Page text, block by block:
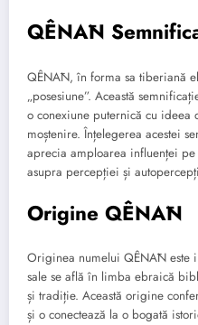
QÊNĀN
QÊNĀN, în forma sa tiberiană
„posesiune”. Această
o conexiune puternică cu
moștenire. Înțelegerea acestei
aprecia amploarea influenței
asupra percepției și
Origine QÊNĀN
Originea numelui QÊNĀN este
sale se află în limba ebraică
și tradiție. Această origine
și o conectează la o bogată